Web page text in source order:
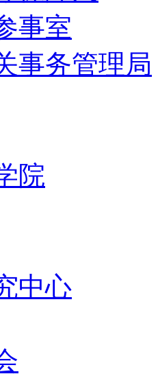
事室
事务管理局
院
中心